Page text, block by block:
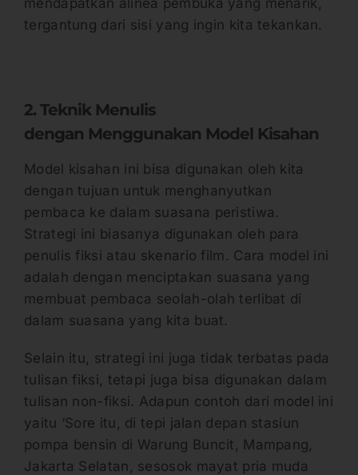
tergantung dari sisi yang ingin kita tekankan.
2. Teknik Menulis
dengan Menggunakan Model Kisahan
Model kisahan ini bisa digunakan oleh kita
dengan tujuan untuk menghanyutkan
pembaca ke dalam suasana peristiwa.
Strategi ini biasanya digunakan oleh para
penulis fiksi atau skenario film. Cara model ini
adalah dengan menciptakan suasana yang
membuat pembaca seolah-olah terlibat di
dalam suasana yang kita buat.
Selain itu, strategi ini juga tidak terbatas pada
tulisan fiksi, tetapi juga bisa digunakan dalam
tulisan non-fiksi. Adapun contoh dari model ini
yaitu ‘Sore itu, di tepi jalan depan stasiun
pompa bensin di Warung Buncit, Mampang,
Jakarta Selatan, sesosok mayat pria muda